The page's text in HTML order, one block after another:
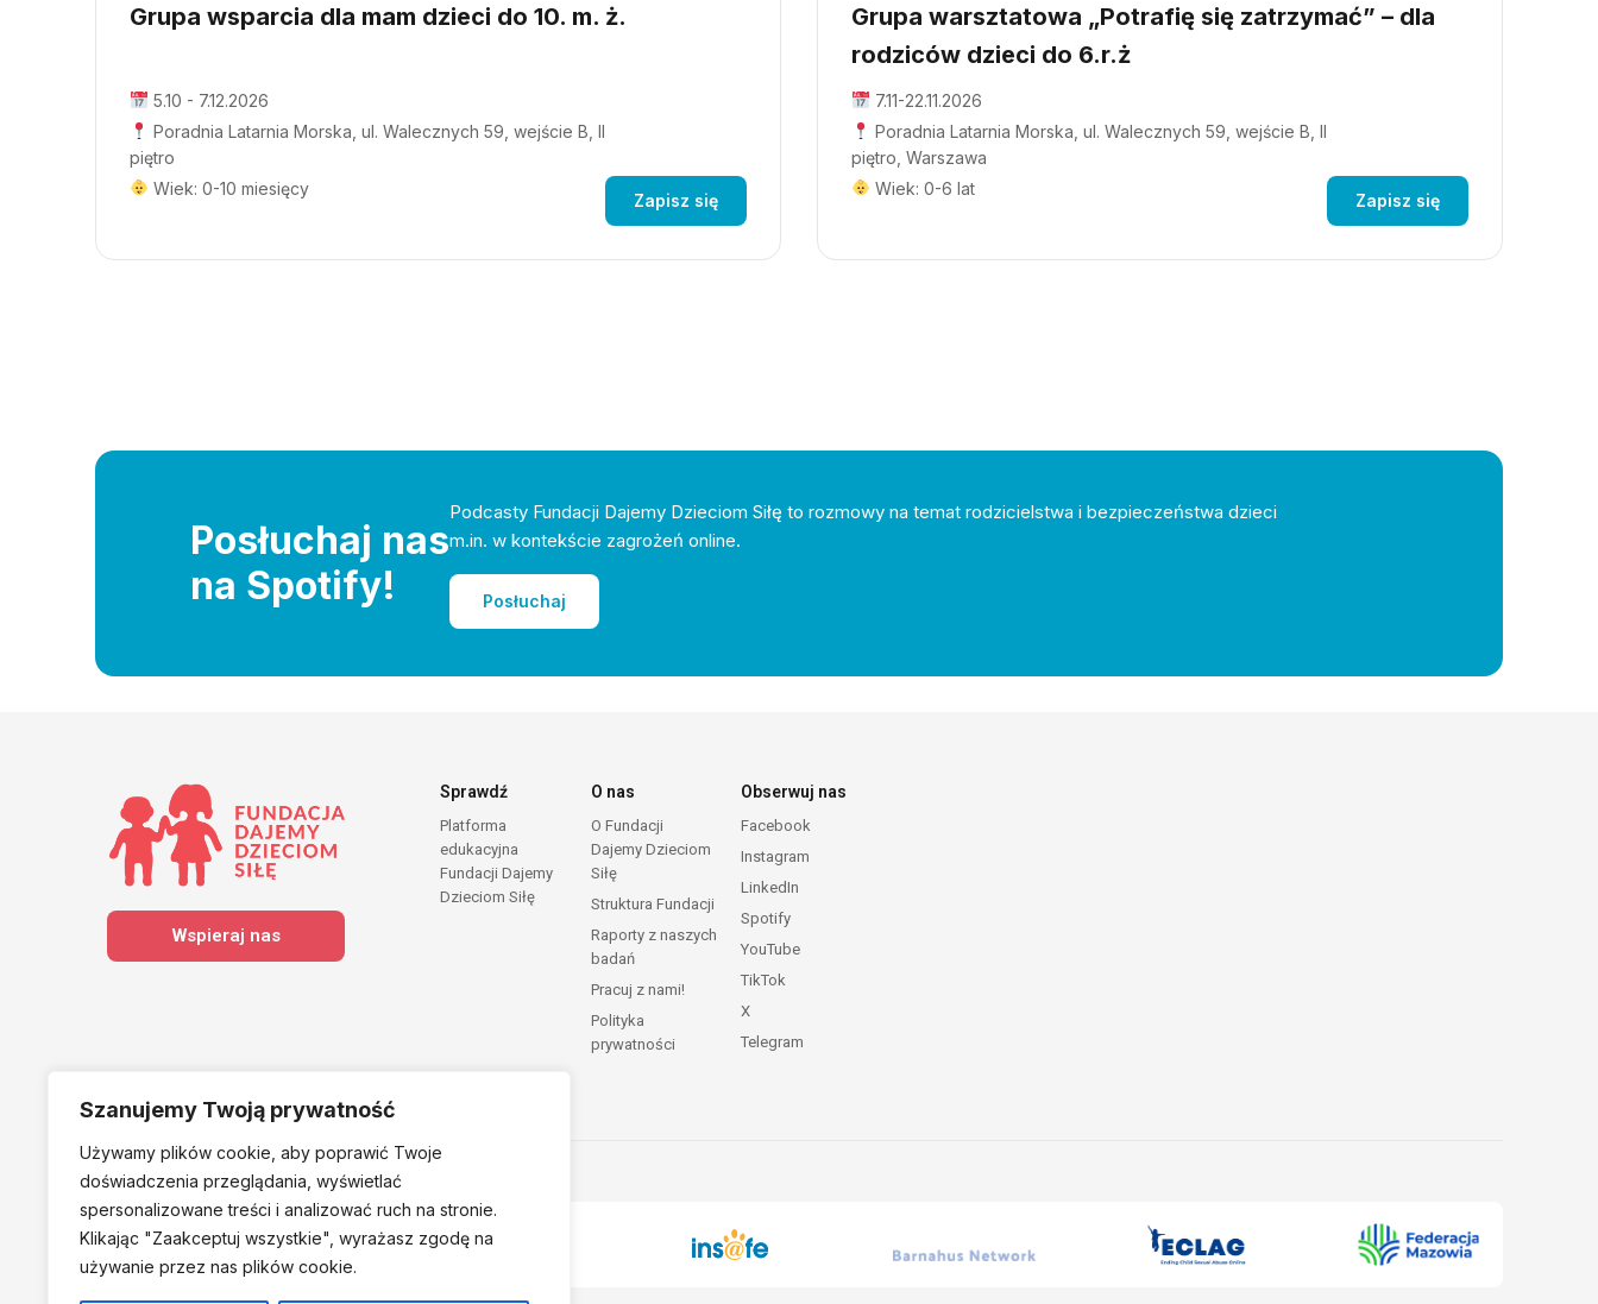
Szanujemy Twoją prywatność
Używamy plików cookie, aby poprawić Twoje
doświadczenia przeglądania, wyświetlać
spersonalizowane treści i analizować ruch na stronie.
Klikając "Zaakceptuj wszystkie", wyrażasz zgodę na
używanie przez nas plików cookie.
Grupa wsparcia dla mam dzieci do 10. m. ż.
5.10 - 7.12.2026
Poradnia Latarnia Morska, ul. Walecznych 59, wejście B, II
piętro
Wiek: 0-10 miesięcy
Zapisz się
Grupa warsztatowa „Potrafię się zatrzymać” – dla
rodziców dzieci do 6.r.ż
7.11-22.11.2026
Poradnia Latarnia Morska, ul. Walecznych 59, wejście B, II
piętro, Warszawa
Wiek: 0-6 lat
Zapisz się
Posłuchaj nas
na Spotify!
Podcasty Fundacji Dajemy Dzieciom Siłę to rozmowy na temat rodzicielstwa i bezpieczeństwa dzieci
m.in. w kontekście zagrożeń online.
Posłuchaj
Wspieraj nas
Sprawdź
Platforma
edukacyjna
Fundacji Dajemy
Dzieciom Siłę
O nas
O Fundacji
Dajemy Dzieciom
Siłę
Struktura Fundacji
Raporty z naszych
badań
Pracuj z nami!
Polityka
prywatności
Obserwuj nas
Facebook
Instagram
LinkedIn
Spotify
YouTube
TikTok
X
Telegram
Należymy do